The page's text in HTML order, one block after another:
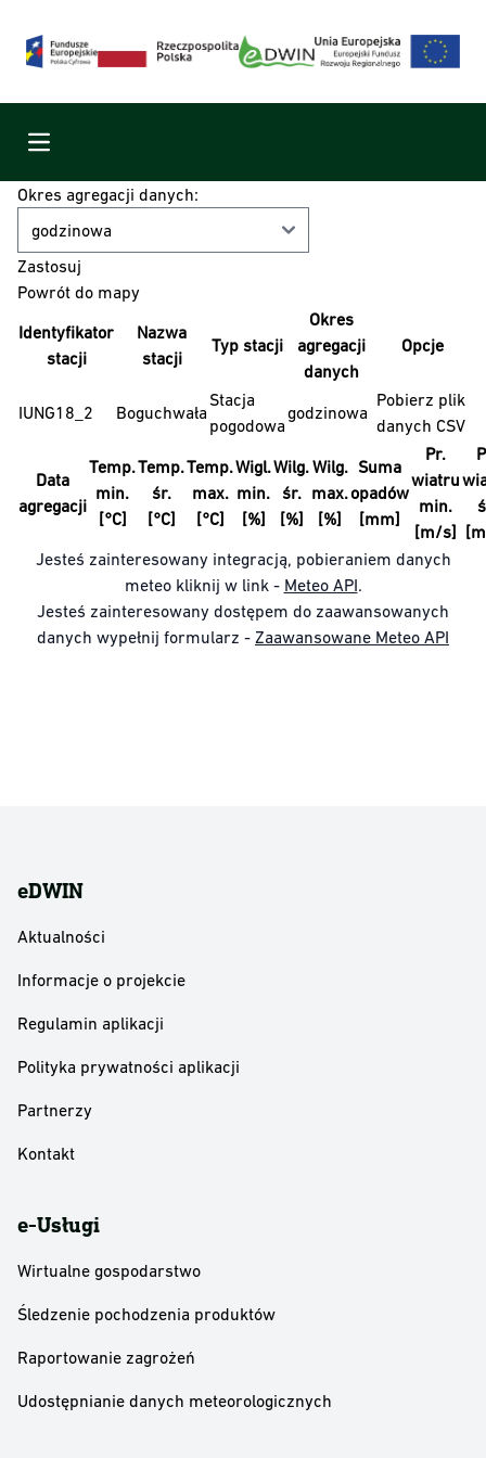
Menu
Okres agregacji danych:
Powrót do mapy
Identyfikator
stacji
Nazwa
stacji
Typ stacji
Okres
agregacji
danych
Opcje
IUNG18_2 Boguchwała
Stacja
pogodowa
godzinowa
Pobierz plik
danych CSV
Data
agregacji
Temp.
min.
[°C]
Temp.
śr.
[°C]
Temp.
max.
[°C]
Wigl.
min.
[%]
Wilg.
śr.
[%]
Wilg.
max.
[%]
Suma
opadów
[mm]
Pr.
wiatru
min.
[m/s]
Jesteś zainteresowany integracją, pobieraniem danych
meteo kliknij w link - Meteo API.
Jesteś zainteresowany dostępem do zaawansowanych
danych wypełnij formularz - Zaawansowane Meteo API
eDWIN
Aktualności
Informacje o projekcie
Regulamin aplikacji
Polityka prywatności aplikacji
Partnerzy
Kontakt
e-Usługi
Wirtualne gospodarstwo
Śledzenie pochodzenia produktów
Raportowanie zagrożeń
Udostępnianie danych meteorologicznych